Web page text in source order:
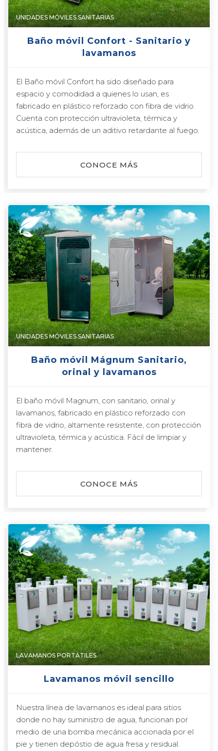
UNIDADES MÓVILES SANITARIAS
Baño móvil Confort - Sanitario y
lavamanos
El Baño móvil Confort ha sido diseñado para
espacio y comodidad a quienes lo usan, es
fabricado en plástico reforzado con fibra de vidrio.
Cuenta con protección ultravioleta, térmica y
acústica, además de un aditivo retardante al fuego.
CONOCE MÁS
UNIDADES MÓVILES SANITARIAS
Baño móvil Mágnum Sanitario,
orinal y lavamanos
El baño móvil Magnum, con sanitario, orinal y
lavamanos, fabricado en plástico reforzado con
fibra de vidrio, altamente resistente, con protección
ultravioleta, térmica y acústica. Fácil de limpiar y
mantener.
CONOCE MÁS
LAVAMANOS PORTÁTILES
Lavamanos móvil sencillo
Nuestra línea de lavamanos es ideal para sitios
donde no hay suministro de agua, funcionan por
medio de una bomba mecánica accionada por el
pie y tienen depóstio de agua fresa y residual.